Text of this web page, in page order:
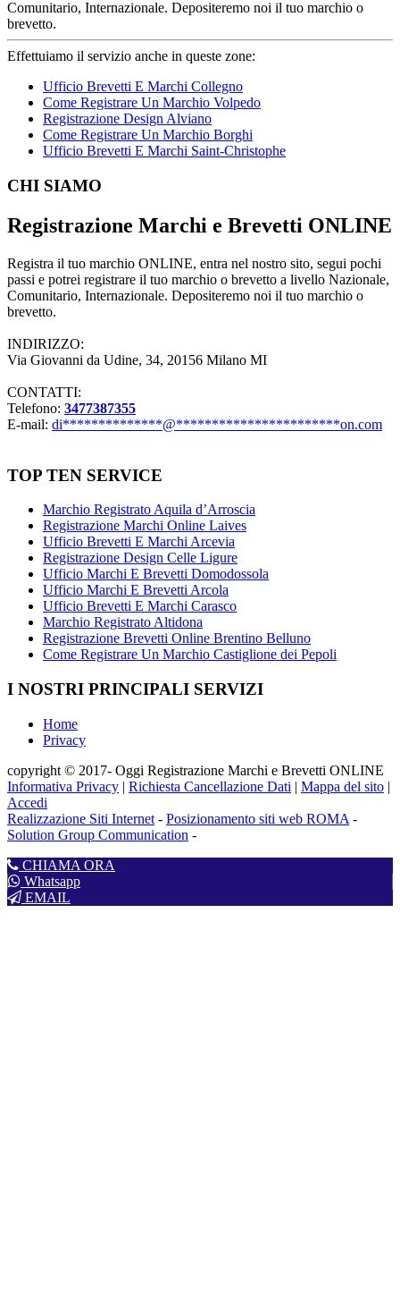
Comunitario, Internazionale. Depositeremo noi il tuo marchio o
brevetto.
Effettuiamo il servizio anche in queste zone:
Ufficio Brevetti E Marchi Collegno
Come Registrare Un Marchio Volpedo
Registrazione Design Alviano
Come Registrare Un Marchio Borghi
Ufficio Brevetti E Marchi Saint-Christophe
Footer
CHI SIAMO
Registrazione Marchi e Brevetti ONLINE
Registra il tuo marchio ONLINE, entra nel nostro sito, segui pochi
passi e potrei registrare il tuo marchio o brevetto a livello Nazionale,
Comunitario, Internazionale. Depositeremo noi il tuo marchio o
brevetto.
INDIRIZZO:
Via Giovanni da Udine, 34, 20156 Milano MI
CONTATTI:
Telefono: 3477387355
E-mail: di**************@***********************on.com
TOP TEN SERVICE
Marchio Registrato Aquila d’Arroscia
Registrazione Marchi Online Laives
Ufficio Brevetti E Marchi Arcevia
Registrazione Design Celle Ligure
Ufficio Marchi E Brevetti Domodossola
Ufficio Marchi E Brevetti Arcola
Ufficio Brevetti E Marchi Carasco
Marchio Registrato Altidona
Registrazione Brevetti Online Brentino Belluno
Come Registrare Un Marchio Castiglione dei Pepoli
I NOSTRI PRINCIPALI SERVIZI
Home
Privacy
copyright © 2017- Oggi Registrazione Marchi e Brevetti ONLINE
Informativa Privacy | Richiesta Cancellazione Dati | Mappa del sito |
Accedi
Realizzazione Siti Internet - Posizionamento siti web ROMA -
Solution Group Communication -
CHIAMA ORA
Whatsapp
EMAIL